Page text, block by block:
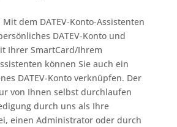
Mit dem DATEV-Konto-Assistenten
DATEV-Konto und
Ihrer SmartCard/Ihrem
können Sie auch ein
DATEV-Konto verknüpfen. Der
von Ihnen selbst durchlaufen
durch uns als Ihre
einen Administrator oder durch